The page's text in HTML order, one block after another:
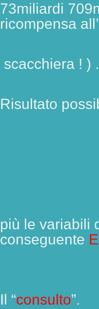
73miliardi
ricompensa
scacchiera ! ) .
Risultato
più le variabili
conseguente
Il “consulto”.